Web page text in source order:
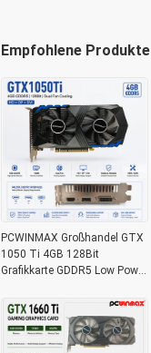
Empfohlene Produkte
PCWINMAX Großhandel GTX
1050 Ti 4GB 128Bit
Grafikkarte GDDR5 Low Power
für Desktop